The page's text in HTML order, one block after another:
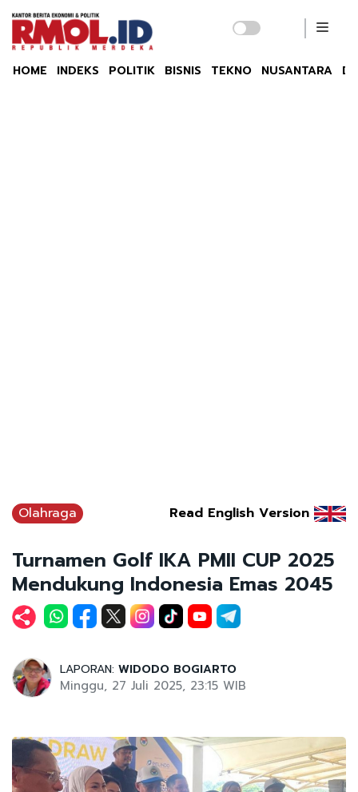
HOME INDEKS POLITIK BISNIS TEKNO NUSANTARA
Olahraga Read English Version
Turnamen Golf IKA PMII CUP 2025
Mendukung Indonesia Emas 2045
LAPORAN: WIDODO BOGIARTO
Minggu, 27 Juli 2025, 23:15 WIB